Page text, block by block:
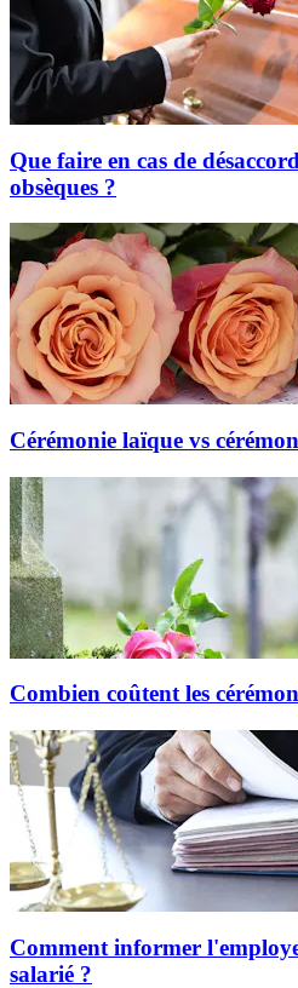
Que faire en cas de
obsèques ?
Cérémonie laïque vs
Combien coûtent les
Comment informer
salarié ?